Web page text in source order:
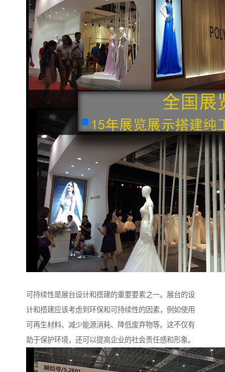
可持续性是展台设计和搭建的重要要素之一。展台的设
计和搭建应该考虑到环保和可持续性的因素，例如使用
可再生材料、减少能源消耗、降低废弃物等。这不仅有
助于保护环境，还可以提高企业的社会责任感和形象。